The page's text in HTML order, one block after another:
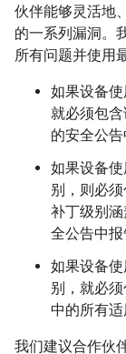
伙伴能够灵活地
的一系列漏洞。
所有问题并使用
如果设备
就必须包
的安全公
如果设备
别，则必
补丁级别
全公告中报
如果设备
别，就必须
中的所有适
我们建议合作伙